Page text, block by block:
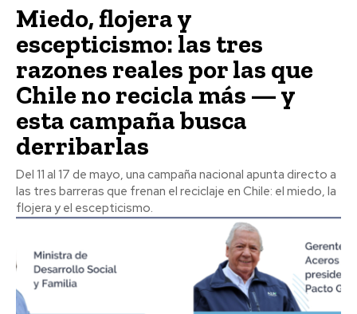
Miedo, flojera y
escepticismo: las tres
razones reales por las que
Chile no recicla más — y
esta campaña busca
derribarlas
Del 11 al 17 de mayo, una campaña nacional apunta directo a
las tres barreras que frenan el reciclaje en Chile: el miedo, la
flojera y el escepticismo.